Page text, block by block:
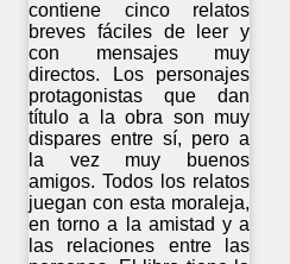
contiene cinco relatos
breves fáciles de leer y
con mensajes muy
directos. Los personajes
protagonistas que dan
título a la obra son muy
dispares entre sí, pero a
la vez muy buenos
amigos. Todos los relatos
juegan con esta moraleja,
en torno a la amistad y a
las relaciones entre las